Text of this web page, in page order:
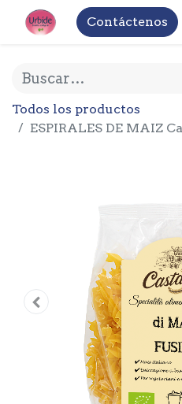
Contáctenos
Todos los productos
ESPIRALES DE MAIZ